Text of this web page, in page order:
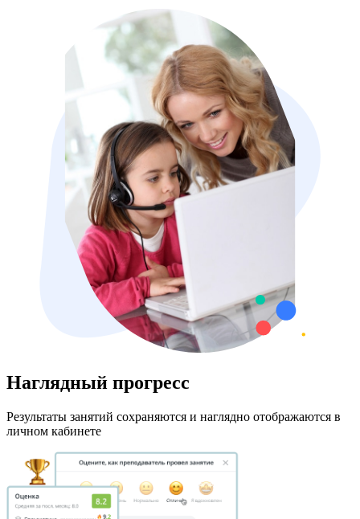
Наглядный прогресс
Результаты занятий сохраняются и наглядно отображаются в
личном кабинете